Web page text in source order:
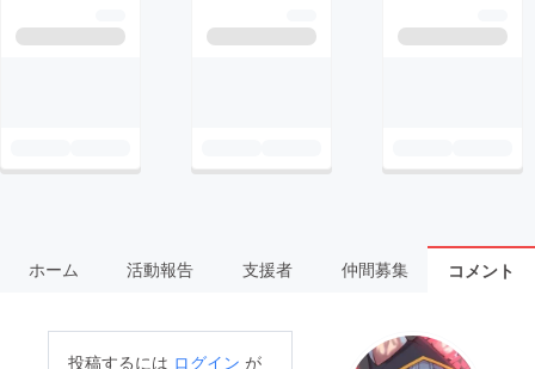
ホーム 活動報告 支援者 仲間募集 コメント
投稿するには ログイン が